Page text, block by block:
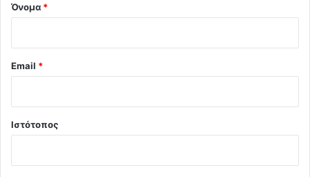
Όνομα *
Email *
Ιστότοπος